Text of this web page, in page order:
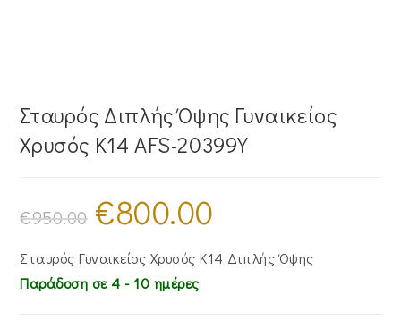
Σταυρός Διπλής Όψης Γυναικείος
Χρυσός Κ14 AFS-20399Y
€950.00
Original
price
was:
€800.00
€800.00.
Σταυρός Γυναικείος Χρυσός Κ14 Διπλής Όψης
Παράδοση σε 4 - 10 ημέρες